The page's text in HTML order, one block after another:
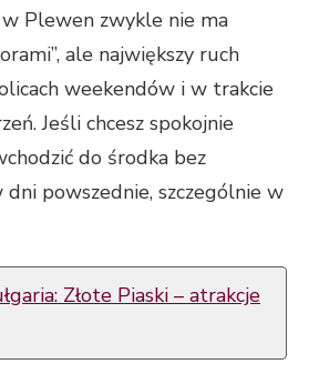
w Plewen zwykle nie ma
ale największy ruch
weekendów i w trakcie
Jeśli chcesz spokojnie
do środka bez
powszednie, szczególnie w
Złote Piaski – atrakcje